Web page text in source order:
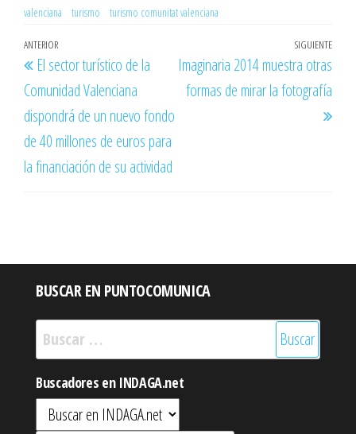
valenciana
turismo turismo comunitat valenciana
Navegación
de
entradas
Entrada
anterior
ANTERIOR
El sector turístico de la
Comunidad Valenciana
dispondrá de un nuevo fondo
de 40 millones de euros para
la financiación de su actividad
SIGUIENTE
Imaginaria 2014 muestra otras
formas de mirar la fotografía
BUSCAR EN PUNTOCOMUNICA
Buscar:
Buscadores en INDAGA.net